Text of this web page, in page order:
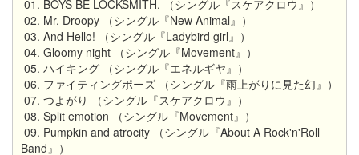
01. BOYS BE LOCKSMITH. （シングル『スケアクロウ』）
02. Mr. Droopy （シングル『New Animal』）
03. And Hello! （シングル『Ladybird girl』）
04. Gloomy night （シングル『Movement』）
05. ハイキング （シングル『エネルギヤ』）
06. ファイティングポーズ （シングル『雨上がりに見た幻』）
07. つよがり （シングル『スケアクロウ』）
08. Split emotion （シングル『Movement』）
09. Pumpkin and atrocity （シングル『About A Rock'n'Roll
Band』）